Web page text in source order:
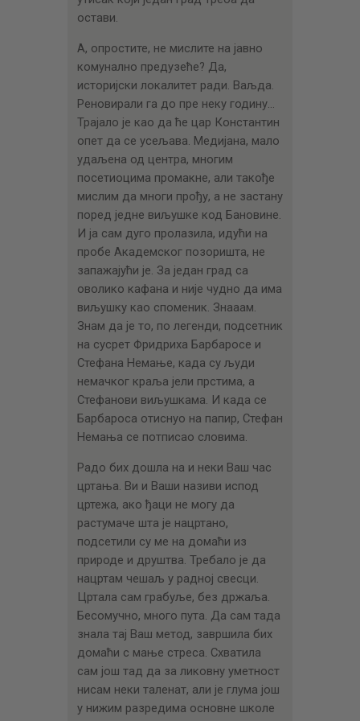
остави.
А, опростите, не мислите на јавно
комунално предузеће? Да,
историјски локалитет ради. Ваљда.
Реновирали га до пре неку годину…
Трајало је као да ће цар Константин
опет да се усељава. Медијана, мало
удаљена од центра, многим
посетиоцима промакне, али такође
мислим да многи прођу, а не застану
поред једне виљушке код Бановине.
И ја сам дуго пролазила, идући на
пробе Академског позоришта, не
запажајући је. За један град са
оволико кафана и није чудно да има
виљушку као споменик. Знааам.
Знам да је то, по легенди, подсетник
на сусрет Фридриха Барбаросе и
Стефана Немање, када су људи
немачког краља јели прстима, а
Стефанови виљушкама. И када се
Барбароса отиснуо на папир, Стефан
Немања се потписао словима.
Радо бих дошла на и неки Ваш час
цртања. Ви и Ваши називи испод
цртежа, ако ђаци не могу да
растумаче шта је нацртано,
подсетили су ме на домаћи из
природе и друштва. Требало је да
нацртам чешаљ у радној свесци.
Цртала сам грабуље, без држаља.
Бесомучно, много пута. Да сам тада
знала тај Ваш метод, завршила бих
домаћи с мање стреса. Схватила
сам још тад да за ликовну уметност
нисам неки таленат, али је глума још
у нижим разредима основне школе